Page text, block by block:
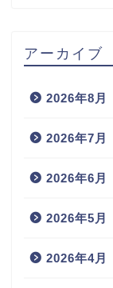
アーカイブ
2026年8月
2026年7月
2026年6月
2026年5月
2026年4月